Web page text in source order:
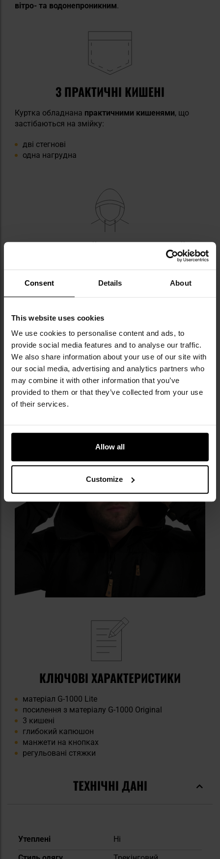
Consent Details About
This website uses cookies
We use cookies to personalise content and ads, to
provide social media features and to analyse our traffic.
We also share information about your use of our site with
our social media, advertising and analytics partners who
may combine it with other information that you’ve
provided to them or that they’ve collected from your use
of their services.
Allow all
Customize
вітро- та водонепроникним.
3 ПРАКТИЧНІ КИШЕНІ
Куртка обладнана практичними кишенями, що
застібаються на змійку:
дві стегнові
одна нагрудна
РЕГУЛЬОВАНИЙ КАПЮШОН, ЗМІЙКА,
РЕГУЛЬОВАНІ СТЯЖКИ
Модель обладнана еластичним капюшономта
застібається на двобічну змійку
вітру і вологи. Внизу розміщенірегульовані
стяжки, які запобігають проникненню холоду
знизу, забезпечуючи кращу термоізоляцію.
Манжетизастібаються на кнопки, що дозволяє
точно підлаштувати до зап'ясть і ефективно
захищати від прохолоди.
КЛЮЧОВІ ХАРАКТЕРИСТИКИ
матеріал G-1000 Lite
посилення з матеріалу G-1000 Original
3 кишені
глибокий капюшон
манжети на кнопках
регульовані стяжки
ТЕХНІЧНІ ДАНІ
Докладніше
Утеплені
Ні